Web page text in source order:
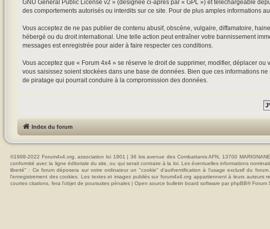
GNU General Public License v2 » (désignée ci-après par « GPL ») et téléchargeable
des comportements autorisés ou interdits sur ce site. Pour de plus amples informations
Vous acceptez de ne pas publier de contenu abusif, obscène, vulgaire, diffamatoire,
hébergé ou du droit international. Une telle action peut entraîner votre bannissement
messages est enregistrée pour aider à faire respecter ces conditions.
Vous acceptez que « Forum 4x4 » se réserve le droit de supprimer, modifier, déplacer
vous saisissez soient stockées dans une base de données. Bien que ces informations
de piratage qui pourrait conduire à la compromission des données.
Index du forum
©1998-2022 Forum4x4.org, association loi 1901 | 36 bis avenue des Combattants AFN, 13700
conformité avec la ligne éditoriale du site, ou qui serait contraire à la loi. Les éventuelles informations
liberté" : Ce forum déposera sur votre ordinateur un "cookie" d’authentification à l'usage exclusif du
l'enregistrement des cookies. Les textes et images publiés sur forum4x4.org appartiennent à leurs
courtes citations, fera l'objet de poursuites pénales | Open source bulletin board software par phpBB® Forum